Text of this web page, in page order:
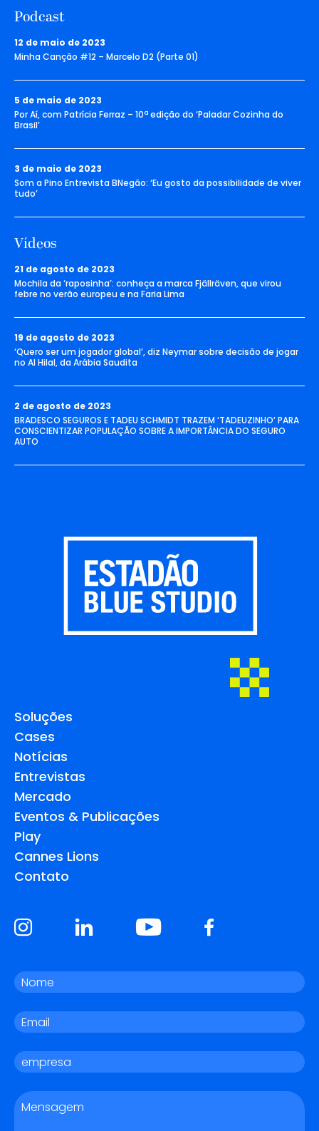
Podcast
12 de maio de 2023
Minha Canção #12 – Marcelo D2 (Parte 01)
5 de maio de 2023
Por Aí, com Patrícia Ferraz – 10ª edição do ‘Paladar Cozinha do
Brasil’
3 de maio de 2023
Som a Pino Entrevista BNegão: ‘Eu gosto da possibilidade de viver
tudo’
Vídeos
21 de agosto de 2023
Mochila da ‘raposinha’: conheça a marca Fjällräven, que virou
febre no verão europeu e na Faria Lima
19 de agosto de 2023
‘Quero ser um jogador global’, diz Neymar sobre decisão de jogar
no Al Hilal, da Arábia Saudita
2 de agosto de 2023
BRADESCO SEGUROS E TADEU SCHMIDT TRAZEM ‘TADEUZINHO’ PARA
CONSCIENTIZAR POPULAÇÃO SOBRE A IMPORTÂNCIA DO SEGURO
AUTO
Soluções
Cases
Notícias
Entrevistas
Mercado
Eventos & Publicações
Play
Cannes Lions
Contato